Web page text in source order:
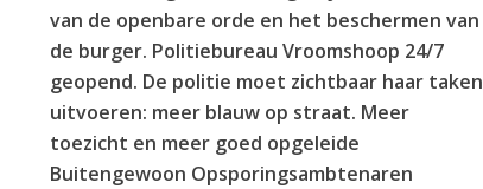
van de openbare orde en het beschermen van
de burger. Politiebureau Vroomshoop 24/7
geopend. De politie moet zichtbaar haar taken
uitvoeren: meer blauw op straat. Meer
toezicht en meer goed opgeleide
Buitengewoon Opsporingsambtenaren